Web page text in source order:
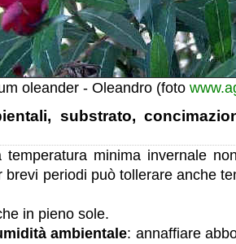
oleander - Oleandro (foto
substrato,
temperatura minima invernale
brevi periodi può tollerare anche
in pieno sole.
ambientale: annaffiare